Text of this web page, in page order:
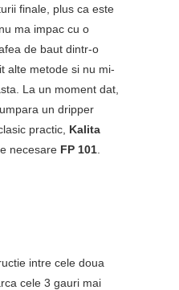
finale, plus ca este
ma impac cu o
de baut dintr-o
alte metode si nu mi-
La un moment dat,
un dripper
practic, Kalita
necesare FP 101
intre cele doua
cele 3 gauri mai